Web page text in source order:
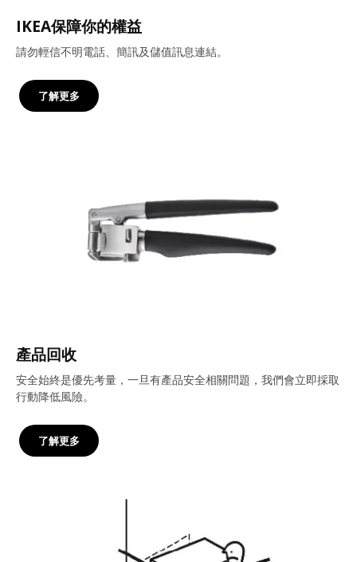
IKEA保障你的權益
請勿輕信不明電話、簡訊及儲值訊息連結。
了解更多
產品回收
安全始終是優先考量，一旦有產品安全相關問題，我們會立即採取
行動降低風險。
了解更多